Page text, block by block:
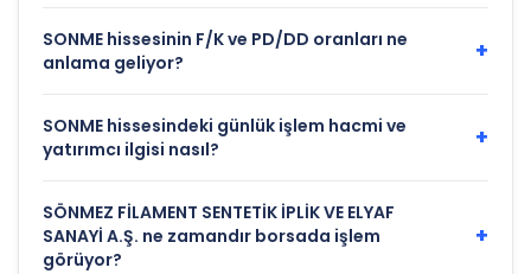
SONME hissesinin F/K ve PD/DD oranları ne
anlama geliyor?
+
SONME hissesindeki günlük işlem hacmi ve
yatırımcı ilgisi nasıl?
+
SÖNMEZ FİLAMENT SENTETİK İPLİK VE ELYAF
SANAYİ A.Ş. ne zamandır borsada işlem
görüyor?
+